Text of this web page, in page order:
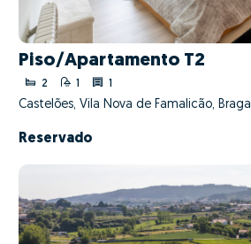
Piso/Apartamento T2
2
Castelões, Vila Nova de Famalicão, Braga
Reservado